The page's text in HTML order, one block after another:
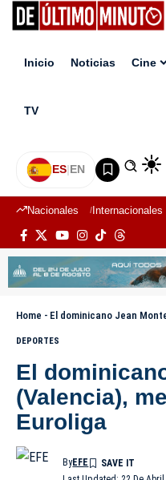
Inicio Noticias Cine
TV
ES|EN
Nacionales Internacionales
Home - El dominicano Jean
DEPORTES
El
(Valencia),
Euroliga
ByEFE